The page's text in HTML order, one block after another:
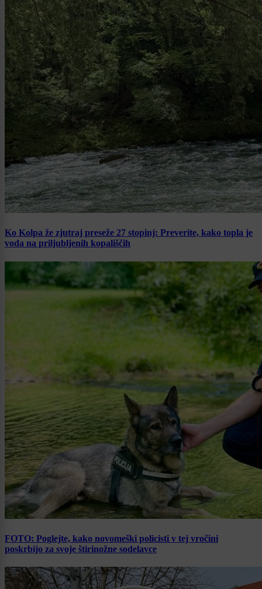
Ko Kolpa že zjutraj preseže 27 stopinj: Preverite, kako topla je
voda na priljubljenih kopališčih
FOTO: Poglejte, kako novomeški policisti v tej vročini
poskrbijo za svoje štirinožne sodelavce